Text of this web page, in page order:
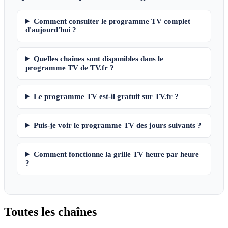
Comment consulter le programme TV complet
d'aujourd'hui ?
Quelles chaînes sont disponibles dans le
programme TV de TV.fr ?
Le programme TV est-il gratuit sur TV.fr ?
Puis-je voir le programme TV des jours suivants ?
Comment fonctionne la grille TV heure par heure
?
Toutes les chaînes